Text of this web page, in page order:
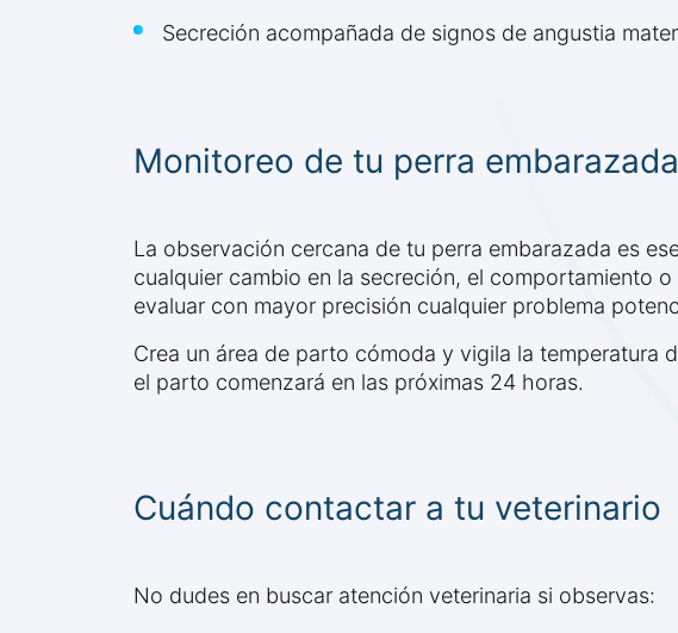
Secreción acompañada de signos de angustia
Monitoreo de tu perra embarazada
La observación cercana de tu perra embarazada es
cualquier cambio en la secreción, el comportamiento
evaluar con mayor precisión cualquier problema
Crea un área de parto cómoda y vigila la temperatura
el parto comenzará en las próximas 24 horas.
Cuándo contactar a tu veterinario
No dudes en buscar atención veterinaria si observas: